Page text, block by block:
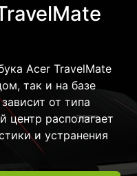
Acer TravelMate
так и на базе
от типа
центр располагает
и устранения